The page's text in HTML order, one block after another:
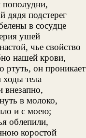
пополудни,
подстерег
в сосудце
ушей
чье свойство
нашей крови,
ртуть, он проникает
тела
внезапно,
в молоко,
и с моею;
облепили,
коростой